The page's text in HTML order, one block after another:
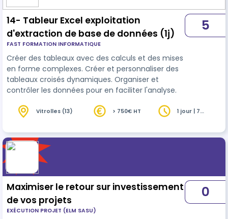
14- Tableur Excel exploitation
d'extraction de base de données (1j)
FAST FORMATION INFORMATIQUE
Créer des tableaux avec des calculs et des mises
en forme complexes. Créer et personnaliser des
tableaux croisés dynamiques. Organiser et
contrôler les données pour en faciliter l'analyse.
5
Vitrolles (13) > 750€ HT
1 jour | 7
Maximiser le retour sur investissement
de vos projets
EXÉCUTION PROJET (ELM SASU)
0